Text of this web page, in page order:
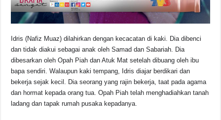
Idris (Nafiz Muaz) dilahirkan dengan kecacatan di kaki. Dia dibenci
dan tidak diakui sebagai anak oleh Samad dan Sabariah. Dia
dibesarkan oleh Opah Piah dan Atuk Mat setelah dibuang oleh ibu
bapa sendiri. Walaupun kaki tempang, Idris diajar berdikari dan
bekerja sejak kecil. Dia seorang yang rajin bekerja, taat pada agama
dan hormat kepada orang tua. Opah Piah telah menghadiahkan tanah
ladang dan tapak rumah pusaka kepadanya.